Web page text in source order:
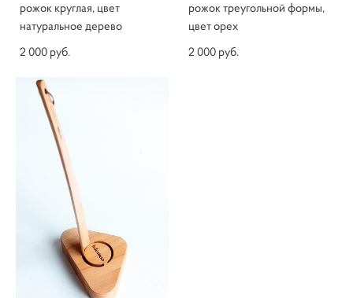
рожок круглая, цвет
натуральное дерево
2 000 pуб.
рожок треугольной формы,
цвет орех
2 000 pуб.